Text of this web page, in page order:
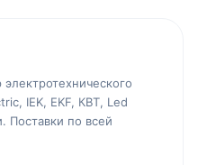
IEK, EKF, КВТ, Led
Поставки по всей